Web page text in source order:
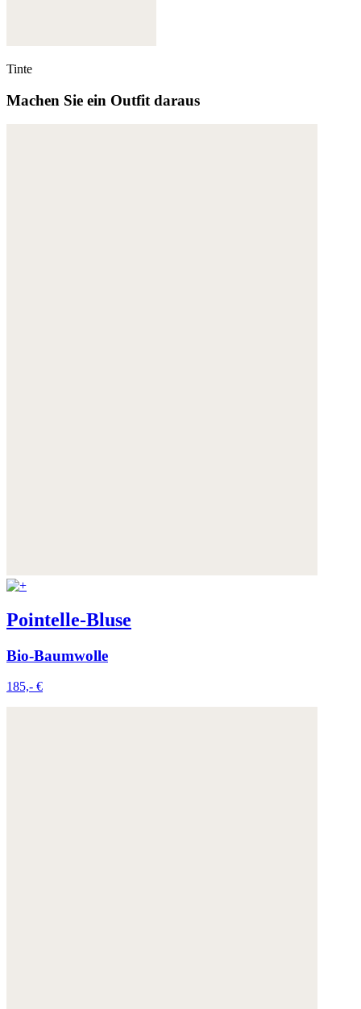
Tinte
Machen Sie ein Outfit daraus
Pointelle-Bluse
Bio-Baumwolle
185,- €